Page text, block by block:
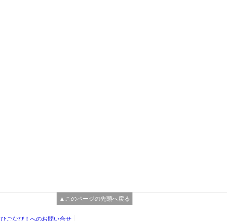
▲このページの先頭へ戻る
ひごなび！へのお問い合せ